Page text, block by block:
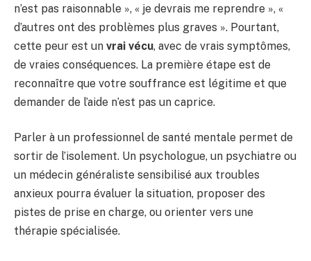
n’est pas raisonnable », « je devrais me reprendre », «
d’autres ont des problèmes plus graves ». Pourtant,
cette peur est un vrai vécu, avec de vrais symptômes,
de vraies conséquences. La première étape est de
reconnaître que votre souffrance est légitime et que
demander de l’aide n’est pas un caprice.
Parler à un professionnel de santé mentale permet de
sortir de l’isolement. Un psychologue, un psychiatre ou
un médecin généraliste sensibilisé aux troubles
anxieux pourra évaluer la situation, proposer des
pistes de prise en charge, ou orienter vers une
thérapie spécialisée.